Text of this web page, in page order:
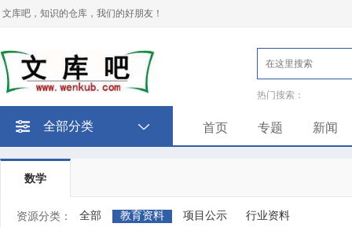
文库吧，知识的仓库，我们的好朋友！
热门搜索：
全部分类 首页 专题 新闻
数学
资源分类： 全部 教育资料 项目公示 行业资料